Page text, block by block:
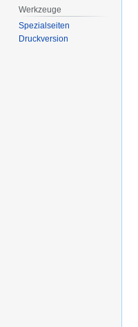
Werkzeuge
Spezialseiten
Druckversion